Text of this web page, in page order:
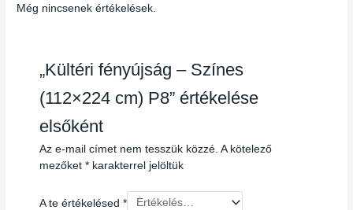
Még nincsenek értékelések.
„Kültéri fényújság – Színes
(112×224 cm) P8” értékelése
elsőként
Az e-mail címet nem tesszük közzé. A kötelező
mezőket* karakterrel jelöltük
A te értékelésed*